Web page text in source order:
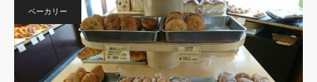
ベーカリー